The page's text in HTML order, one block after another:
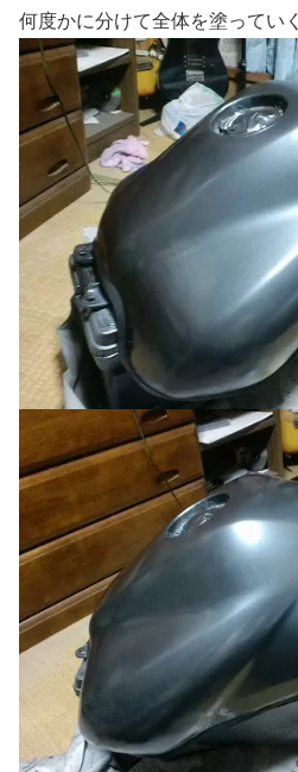
何度かに分けて全体を塗っていく